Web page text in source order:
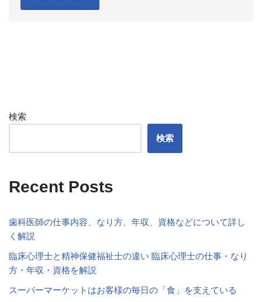
検索
検索
Recent Posts
歯科医師の仕事内容、なり方、年収、資格などについて詳し
く解説
臨床心理士と精神保健福祉士の違い 臨床心理士の仕事・なり
方・年収・資格を解説
スーパーマーケットはお客様の毎日の「食」を支えている